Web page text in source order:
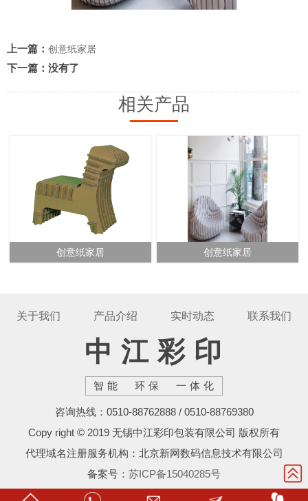
上一篇： 创意纸家居
下一篇：没有了
相关产品
创意纸家居 创意纸家居
关于我们 产品介绍 实时动态 联系我们
中江彩印
智能 环保 一体化
咨询热线：0510-88762888 / 0510-88769380
Copy right © 2019 无锡中江彩印包装有限公司 版权所有
代理域名注册服务机构：北京新网数码信息技术有限公司
备案号： 苏ICP备15040285号